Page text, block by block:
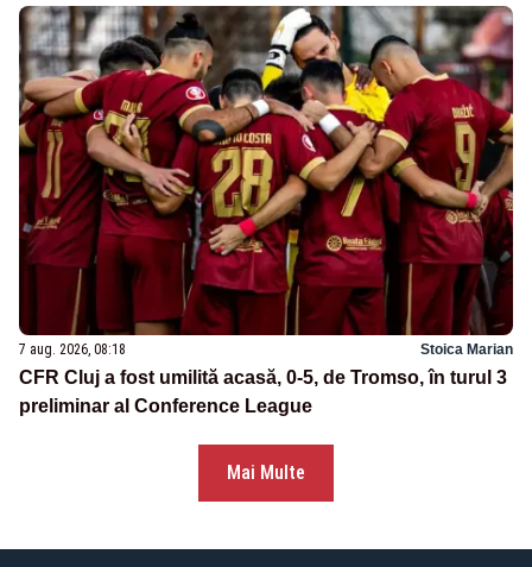
7 aug. 2026, 08:18 Stoica Marian
CFR Cluj a fost umilită acasă, 0-5, de Tromso, în turul 3
preliminar al Conference League
Mai Multe